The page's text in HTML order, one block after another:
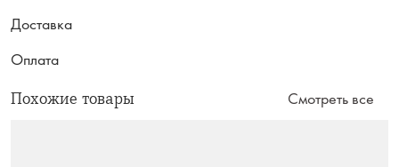
Доставка
Оплата
Похожие товары Смотреть все